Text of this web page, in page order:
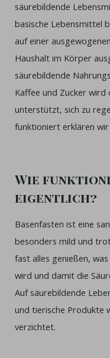
säurebildende
basische Lebensmittel
auf einer
Haushalt im Körper
säurebildende
Kaffee und Zucker
unterstützt, sich zu
funktioniert erklären
Wie
eigentlich?
Basenfasten ist eine
besonders mild und
fast alles genießen,
wird und damit die
Auf säurebildende
und tierische Produkte
verzichtet.